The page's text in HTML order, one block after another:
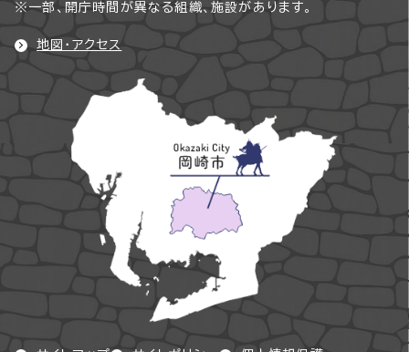
※一部、開庁時間が異なる組織、施設があります。
地図・アクセス